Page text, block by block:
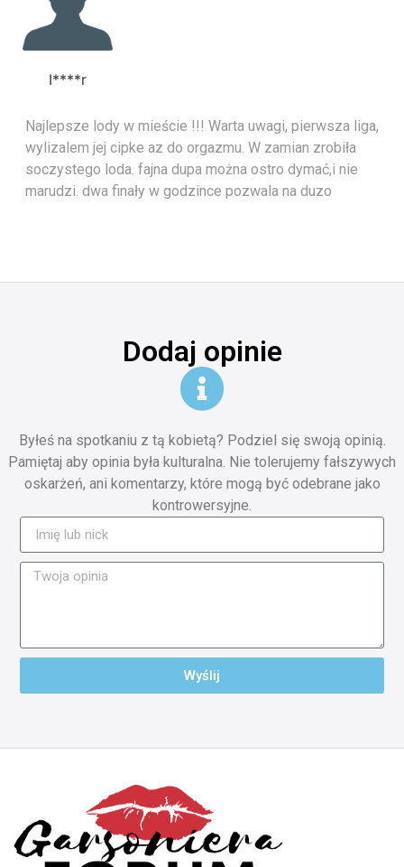
I****r
Najlepsze lody w mieście !!! Warta uwagi, pierwsza liga,
wylizalem jej cipke az do orgazmu. W zamian zrobiła
soczystego loda. fajna dupa można ostro dymać,i nie
marudzi. dwa finały w godzince pozwala na duzo
Dodaj opinie
Byłeś na spotkaniu z tą kobietą? Podziel się swoją opinią.
Pamiętaj aby opinia była kulturalna. Nie tolerujemy fałszywych
oskarżeń, ani komentarzy, które mogą być odebrane jako
kontrowersyjne.
Wyślij